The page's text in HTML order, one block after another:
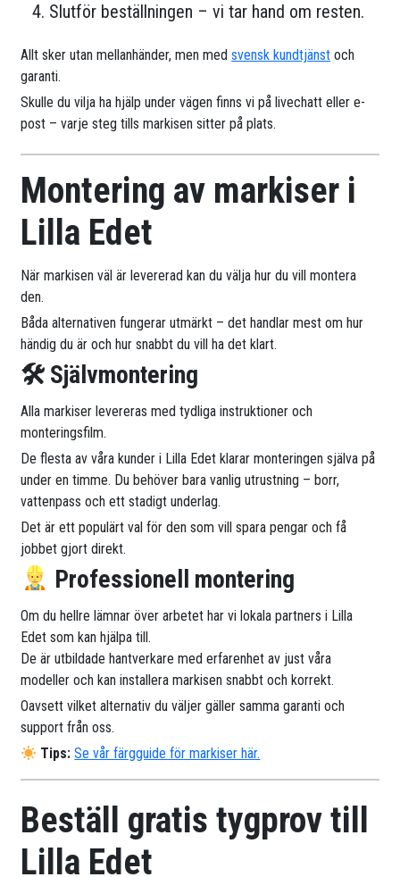
Slutför beställningen – vi tar hand om resten.
Allt sker utan mellanhänder, men medsvensk kundtjänst och
garanti.
Skulle du vilja ha hjälp under vägen finns vi på livechatt eller e-
post – varje steg tills markisen sitter på plats.
Montering av markiser i
Lilla Edet
När markisen väl är levererad kan du välja hur du vill montera
den.
Båda alternativen fungerar utmärkt – det handlar mest om hur
händig du är och hur snabbt du vill ha det klart.
🛠 Självmontering
Alla markiser levereras med tydliga instruktioner och
monteringsfilm.
De flesta av våra kunder i Lilla Edet klarar monteringen själva på
under en timme. Du behöver bara vanlig utrustning – borr,
vattenpass och ett stadigt underlag.
Det är ett populärt val för den som vill spara pengar och få
jobbet gjort direkt.
Professionell montering
Om du hellre lämnar över arbetet har vi lokala partners i Lilla
Edet som kan hjälpa till.
De är utbildade hantverkare med erfarenhet av just våra
modeller och kan installera markisen snabbt och korrekt.
Oavsett vilket alternativ du väljer gäller samma garanti och
support från oss.
Tips: Se vår färgguide för markiser här.
Beställ gratis tygprov till
Lilla Edet